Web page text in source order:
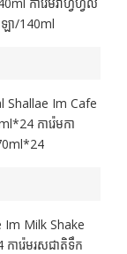
ា/140ml
Shallae Im Cafe
ការ៉េមកា
Im Milk Shake
ារ៉េមរសជាតិទឹក